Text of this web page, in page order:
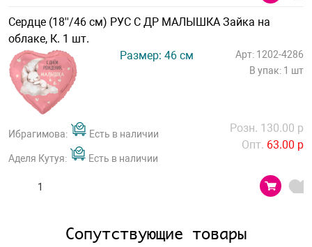
Сердце (18''/46 см) РУС С ДР МАЛЫШКА Зайка на
облаке, К. 1 шт.
Размер: 46 см
Арт: 1202-4286
В упак: 1 шт
Ибрагимова: Есть в наличии
Аделя Кутуя: Есть в наличии
Розн. 130.00 р
Опт. 63.00 р
Сопутствующие товары